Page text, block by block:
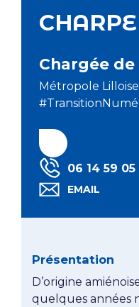
Chargée
Métropole
Linkedin
TÉLÉPHONE
06 14 59 05
EMAIL LAURA
EMAIL
Présentation
D’origine
quelques années